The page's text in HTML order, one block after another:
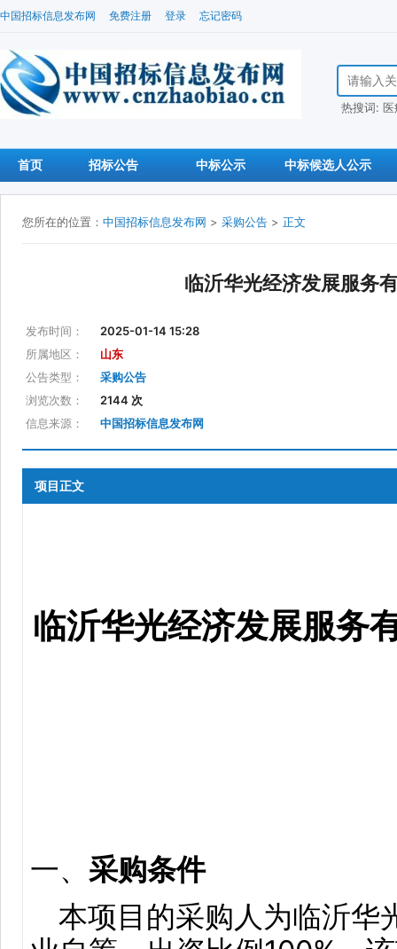
中国招标信息发布网 免费注册 登录 忘记密码
搜索招标信
热搜词:
首页 招标公告 中标公示 中标候选人公示
您所在的位置： 中国招标信息发布网 > 采购公告 > 正文
临沂华光经济发展服务
发布时间：
2025-01-14 15:28
所属地区：
山东
公告类型：
采购公告
浏览次数：
2144 次
信息来源：
中国招标信息发布网
项目正文